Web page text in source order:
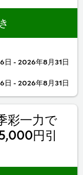
日 - 2026年8月31日
日 - 2026年8月31日
彩一力で
円引